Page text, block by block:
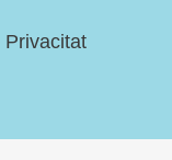
Privacitat